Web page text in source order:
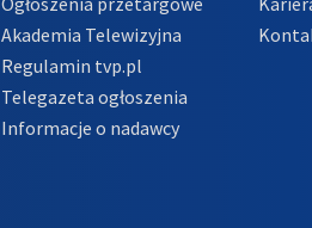
Akademia Telewizyjna
Regulamin tvp.pl
Telegazeta ogłoszenia
Informacje o nadawcy